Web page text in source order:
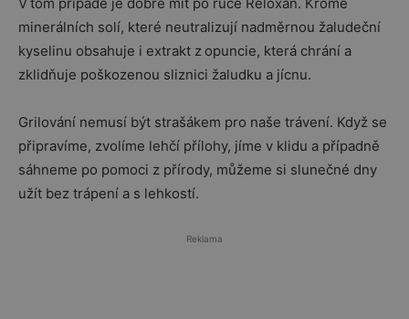
minerálních solí, které neutralizují nadměrnou žaludeční
kyselinu obsahuje i extrakt z opuncie, která chrání a
zklidňuje poškozenou sliznici žaludku a jícnu.
Grilování nemusí být strašákem pro naše trávení. Když se
připravíme, zvolíme lehčí přílohy, jíme v klidu a případně
sáhneme po pomoci z přírody, můžeme si slunečné dny
užít bez trápení a s lehkostí.
Reklama